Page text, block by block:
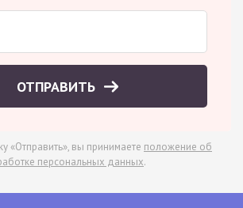
ОТПРАВИТЬ
«Отправить», вы принимаете положение об
персональных данных.